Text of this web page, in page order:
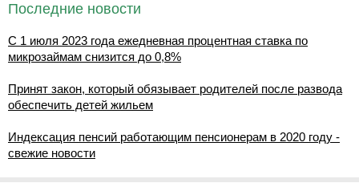
Последние новости
С 1 июля 2023 года ежедневная процентная ставка по
микрозаймам снизится до 0,8%
Принят закон, который обязывает родителей после развода
обеспечить детей жильем
Индексация пенсий работающим пенсионерам в 2020 году -
свежие новости